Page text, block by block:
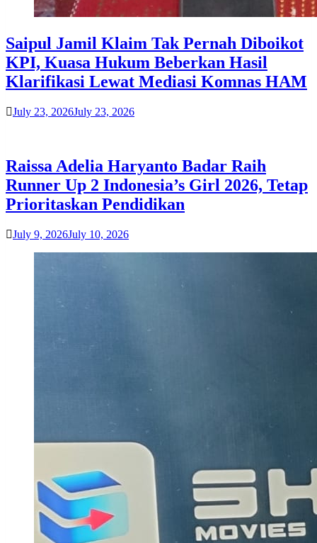
Saipul Jamil Klaim Tak Pernah Diboikot
KPI, Kuasa Hukum Beberkan Hasil
Klarifikasi Lewat Mediasi Komnas HAM
July 23, 2026July 23, 2026
Raissa Adelia Haryanto Badar Raih
Runner Up 2 Indonesia’s Girl 2026, Tetap
Prioritaskan Pendidikan
July 9, 2026July 10, 2026